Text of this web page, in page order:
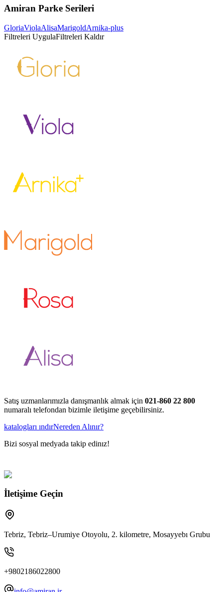
Amiran Parke Serileri
GloriaViolaAlisaMarigoldArnika-plus
Filtreleri UygulaFiltreleri Kaldır
Satış uzmanlarımızla danışmanlık almak için 021-860 22 800
numaralı telefondan bizimle iletişime geçebilirsiniz.
katalogları ındırNereden Alınır?
Bizi sosyal medyada takip edinız!
İletişime Geçin
Tebriz, Tebriz–Urumiye Otoyolu, 2. kilometre, Mosayyebı Grubu
+9802186022800